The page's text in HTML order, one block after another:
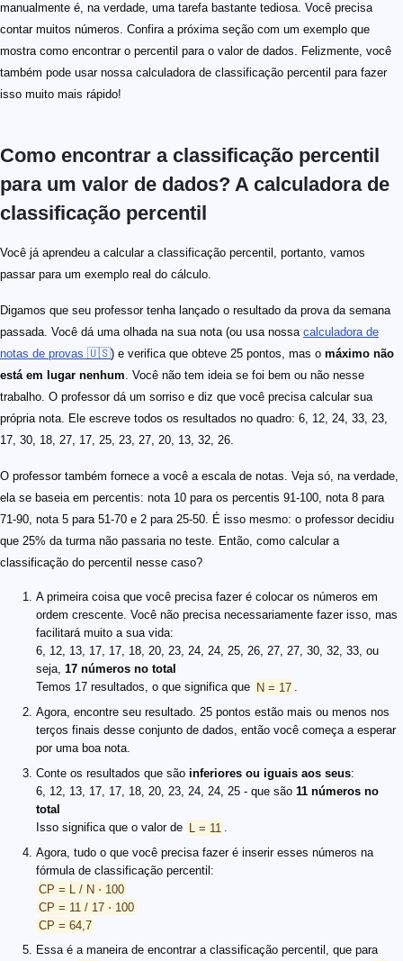
manualmente é, na verdade, uma tarefa bastante tediosa. Você precisa
contar muitos números. Confira a próxima seção com um exemplo que
mostra como encontrar o percentil para o valor de dados. Felizmente, você
também pode usar nossa calculadora de classificação percentil para fazer
isso muito mais rápido!
Como encontrar a classificação percentil
para um valor de dados? A calculadora de
classificação percentil
Você já aprendeu a calcular a classificação percentil, portanto, vamos
passar para um exemplo real do cálculo.
Digamos que seu professor tenha lançado o resultado da prova da semana
passada. Você dá uma olhada na sua nota (ou usa nossa calculadora de
notas de provas 🇺🇸) e verifica que obteve 25 pontos, mas o máximo não
está em lugar nenhum. Você não tem ideia se foi bem ou não nesse
trabalho. O professor dá um sorriso e diz que você precisa calcular sua
própria nota. Ele escreve todos os resultados no quadro: 6, 12, 24, 33, 23,
17, 30, 18, 27, 17, 25, 23, 27, 20, 13, 32, 26.
O professor também fornece a você a escala de notas. Veja só, na verdade,
ela se baseia em percentis: nota 10 para os percentis 91-100, nota 8 para
71-90, nota 5 para 51-70 e 2 para 25-50. É isso mesmo: o professor decidiu
que 25% da turma não passaria no teste. Então, como calcular a
classificação do percentil nesse caso?
A primeira coisa que você precisa fazer é colocar os números em
ordem crescente. Você não precisa necessariamente fazer isso, mas
facilitará muito a sua vida:
6, 12, 13, 17, 17, 18, 20, 23, 24, 24, 25, 26, 27, 27, 30, 32, 33, ou
seja, 17 números no total
Temos 17 resultados, o que significa que N = 17 .
Agora, encontre seu resultado. 25 pontos estão mais ou menos nos
terços finais desse conjunto de dados, então você começa a esperar
por uma boa nota.
Conte os resultados que são inferiores ou iguais aos seus:
6, 12, 13, 17, 17, 18, 20, 23, 24, 24, 25 - que são 11 números no
total
Isso significa que o valor de L = 11 .
Agora, tudo o que você precisa fazer é inserir esses números na
fórmula de classificação percentil:
CP = L / N ⋅ 100
CP = 11 / 17 ⋅ 100
CP = 64,7
Essa é a maneira de encontrar a classificação percentil, que para